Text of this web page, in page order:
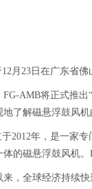
23日在广东省佛
AMB将正式推出
了解磁悬浮鼓风机
年，是一家专
体的磁悬浮鼓风机
全球经济持续快